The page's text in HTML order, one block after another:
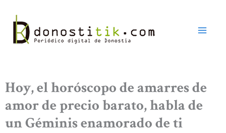
contenido
Hoy, el horóscopo de amarres de
amor de precio barato, habla de
un Géminis enamorado de ti